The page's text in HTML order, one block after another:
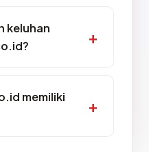
keluhan
memiliki